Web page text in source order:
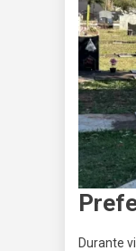
Durante